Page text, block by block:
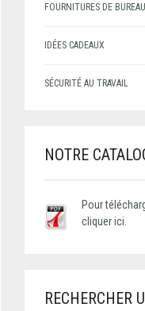
FOURNITURES DE BUREAU
IDÉES CADEAUX
SÉCURITÉ AU TRAVAIL
NOTRE
Pour
cliquer ici.
RECHERCHER